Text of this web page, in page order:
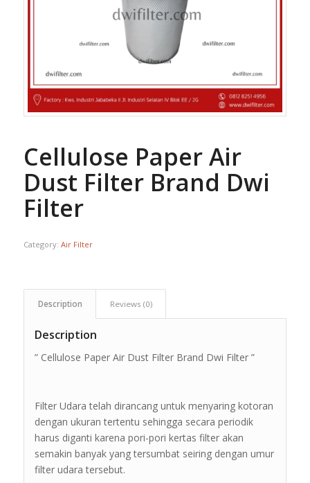
Cellulose Paper Air
Dust Filter Brand Dwi
Filter
Category: Air Filter
Description Reviews (0)
Description
” Cellulose Paper Air Dust Filter Brand Dwi Filter ”
Filter Udara telah dirancang untuk menyaring kotoran
dengan ukuran tertentu sehingga secara periodik
harus diganti karena pori-pori kertas filter akan
semakin banyak yang tersumbat seiring dengan umur
filter udara tersebut.